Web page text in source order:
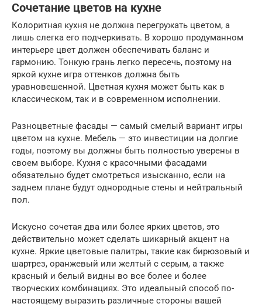
Сочетание цветов на кухне
Колоритная кухня не должна перегружать цветом, а
лишь слегка его подчеркивать. В хорошо продуманном
интерьере цвет должен обеспечивать баланс и
гармонию. Тонкую грань легко пересечь, поэтому на
яркой кухне игра оттенков должна быть
уравновешенной. Цветная кухня может быть как в
классическом, так и в современном исполнении.
Разноцветные фасады — самый смелый вариант игры
цветом на кухне. Мебель — это инвестиции на долгие
годы, поэтому вы должны быть полностью уверены в
своем выборе. Кухня с красочными фасадами
обязательно будет смотреться изысканно, если на
заднем плане будут однородные стены и нейтральный
пол.
Искусно сочетая два или более ярких цветов, это
действительно может сделать шикарный акцент на
кухне. Яркие цветовые палитры, такие как бирюзовый и
шартрез, оранжевый или желтый с серым, а также
красный и белый видны во все более и более
творческих комбинациях. Это идеальный способ по-
настоящему выразить различные стороны вашей